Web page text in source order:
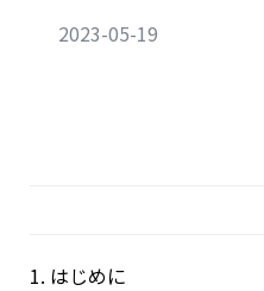
2023-05-19
はじめに